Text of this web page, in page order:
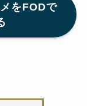
をFODで